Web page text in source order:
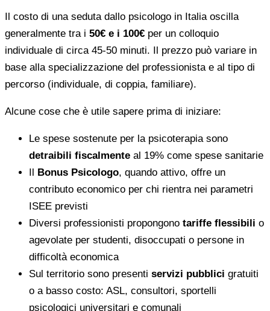
Il costo di una seduta dallo psicologo in Italia oscilla
generalmente tra i 50€ e i 100€ per un colloquio
individuale di circa 45-50 minuti. Il prezzo può variare in
base alla specializzazione del professionista e al tipo di
percorso (individuale, di coppia, familiare).
Alcune cose che è utile sapere prima di iniziare:
Le spese sostenute per la psicoterapia sono
detraibili fiscalmente al 19% come spese sanitarie
Il Bonus Psicologo, quando attivo, offre un
contributo economico per chi rientra nei parametri
ISEE previsti
Diversi professionisti propongono tariffe flessibili o
agevolate per studenti, disoccupati o persone in
difficoltà economica
Sul territorio sono presenti servizi pubblici gratuiti
o a basso costo: ASL, consultori, sportelli
psicologici universitari e comunali